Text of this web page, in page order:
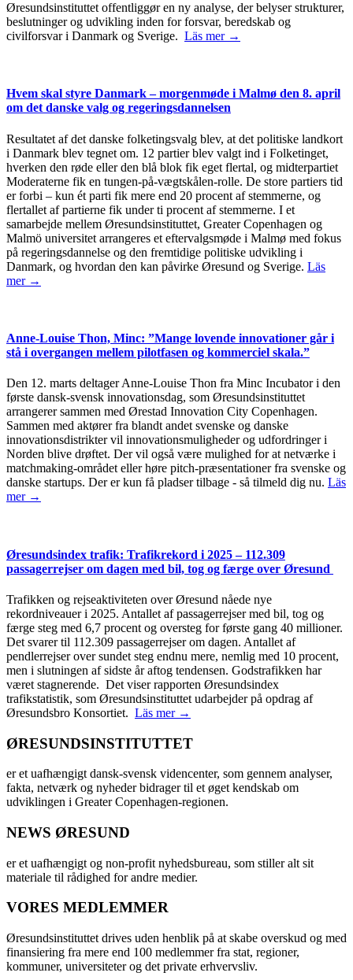
Øresundsinstituttet offentliggør en ny analyse, der belyser strukturer,
beslutninger og udvikling inden for forsvar, beredskab og
civilforsvar i Danmark og Sverige. Läs mer →
Hvem skal styre Danmark – morgenmøde i Malmø den 8. april
om det danske valg og regeringsdannelsen
Resultatet af det danske folketingsvalg blev, at det politiske landkort
i Danmark blev tegnet om. 12 partier blev valgt ind i Folketinget,
hverken den røde eller den blå blok fik eget flertal, og midterpartiet
Moderaterne fik en tungen-på-vægtskålen-rolle. De store partiers tid
er forbi – kun ét parti fik mere end 20 procent af stemmerne, og
flertallet af partierne fik under ti procent af stemmerne. I et
samarbejde mellem Øresundsinstituttet, Greater Copenhagen og
Malmö universitet arrangeres et eftervalgsmøde i Malmø med fokus
på regeringsdannelse og den fremtidige politiske udvikling i
Danmark, og hvordan den kan påvirke Øresund og Sverige. Läs
mer →
Anne-Louise Thon, Minc: ”Mange lovende innovationer går i
stå i overgangen mellem pilotfasen og kommerciel skala.”
Den 12. marts deltager Anne-Louise Thon fra Minc Incubator i den
første dansk-svensk innovationsdag, som Øresundsinstituttet
arrangerer sammen med Ørestad Innovation City Copenhagen.
Sammen med aktører fra blandt andet svenske og danske
innovationsdistrikter vil innovationsmuligheder og udfordringer i
Norden blive drøftet. Der vil også være mulighed for at netværke i
matchmaking-området eller høre pitch-præsentationer fra svenske og
danske startups. Der er kun få pladser tilbage - så tilmeld dig nu. Läs
mer →
Øresundsindex trafik: Trafikrekord i 2025 – 112.309
passagerrejser om dagen med bil, tog og færge over Øresund
Trafikken og rejseaktiviteten over Øresund nåede nye
rekordniveauer i 2025. Antallet af passagerrejser med bil, tog og
færge steg med 6,7 procent og oversteg for første gang 40 millioner.
Det svarer til 112.309 passagerrejser om dagen. Antallet af
pendlerrejser over sundet steg endnu mere, nemlig med 10 procent,
men i slutningen af sidste år aftog tendensen. Godstrafikken har
været stagnerende. Det viser rapporten Øresundsindex
trafikstatistik, som Øresundsinstituttet udarbejder på opdrag af
Øresundsbro Konsortiet. Läs mer →
ØRESUNDSINSTITUTTET
er et uafhængigt dansk-svensk videncenter, som gennem analyser,
fakta, netværk og nyheder bidrager til et øget kendskab om
udviklingen i Greater Copenhagen-regionen.
NEWS ØRESUND
er et uafhængigt og non-profit nyhedsbureau, som stiller alt sit
materiale til rådighed for andre medier.
VORES MEDLEMMER
Øresundsinstituttet drives uden henblik på at skabe overskud og med
finansiering fra mere end 100 medlemmer fra stat, regioner,
kommuner, universiteter og det private erhvervsliv.